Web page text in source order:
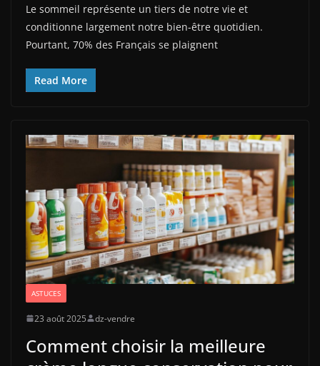
Le sommeil représente un tiers de notre vie et
conditionne largement notre bien-être quotidien.
Pourtant, 70% des Français se plaignent
Read More
ASTUCES
23 août 2025 dz-vendre
Comment choisir la meilleure